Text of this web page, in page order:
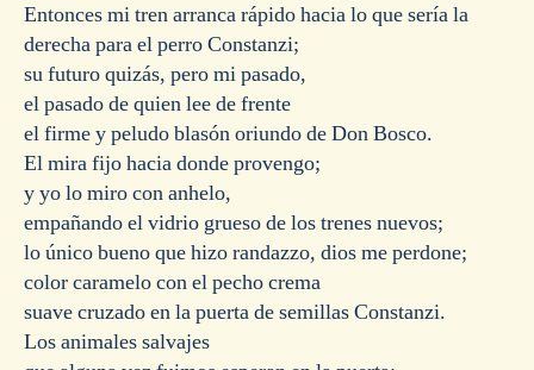
Entonces mi tren arranca rápido hacia lo que sería la
derecha para el perro Constanzi;
su futuro quizás, pero mi pasado,
el pasado de quien lee de frente
el firme y peludo blasón oriundo de Don Bosco.
El mira fijo hacia donde provengo;
y yo lo miro con anhelo,
empañando el vidrio grueso de los trenes nuevos;
lo único bueno que hizo randazzo, dios me perdone;
color caramelo con el pecho crema
suave cruzado en la puerta de semillas Constanzi.
Los animales salvajes